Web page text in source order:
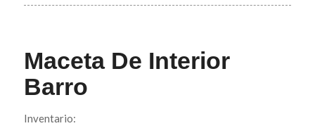
Maceta De Interior
Barro
Inventario: